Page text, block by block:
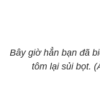
Bây giờ hẳn bạn đã
tôm lại sủi bọt.